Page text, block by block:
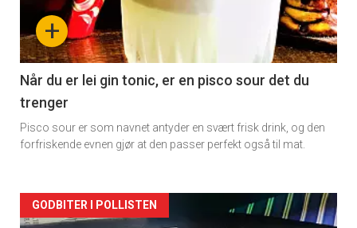
nå
-
2
+
Når du er lei gin tonic, er en pisco sour det du
trenger
Pisco sour er som navnet antyder en svært frisk drink, og den
forfriskende evnen gjør at den passer perfekt også til mat.
Forsiden
GODBITER I POLLISTEN